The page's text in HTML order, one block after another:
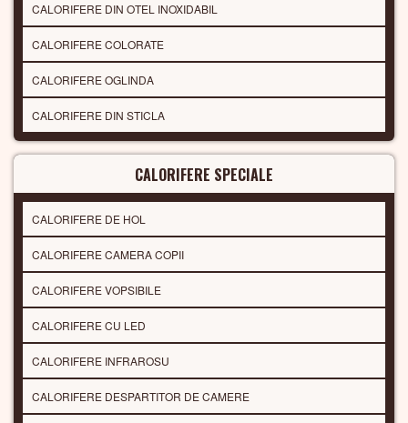
CALORIFERE DIN OTEL INOXIDABIL
CALORIFERE COLORATE
CALORIFERE OGLINDA
CALORIFERE DIN STICLA
CALORIFERE SPECIALE
CALORIFERE DE HOL
CALORIFERE CAMERA COPII
CALORIFERE VOPSIBILE
CALORIFERE CU LED
CALORIFERE INFRAROSU
CALORIFERE DESPARTITOR DE CAMERE